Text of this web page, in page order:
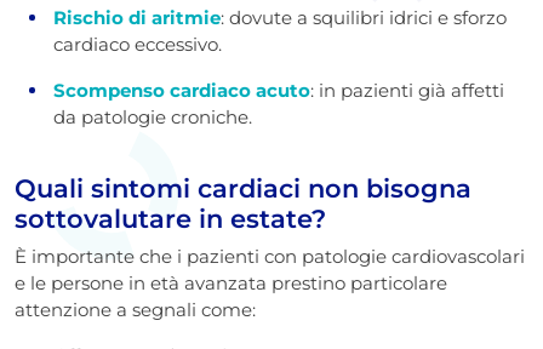
Rischio di aritmie: dovute a squilibri idrici e sforzo
cardiaco eccessivo.
Scompenso cardiaco acuto: in pazienti già affetti
da patologie croniche.
Quali sintomi cardiaci non bisogna
sottovalutare in estate?
È importante che i pazienti con patologie cardiovascolari
e le persone in età avanzata prestino particolare
attenzione a segnali come: